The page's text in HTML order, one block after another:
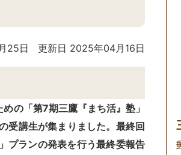
25日 更新日 2025年04月16日
の「第7期三鷹『まち活』塾 」
受講生が集まりました。最終回
プランの発表を行う最終委報告